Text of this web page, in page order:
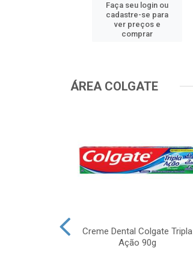
Faça seu login ou
cadastre-se para
ver preços e
comprar
ÁREA COLGATE
Creme Dental Colgate Tripla
Ação 90g